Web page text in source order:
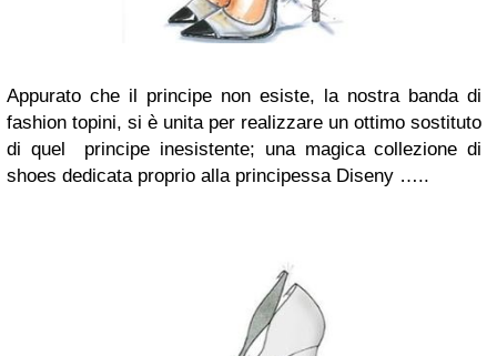
Appurato che il principe non esiste, la nostra banda di
fashion topini, si è unita per realizzare un ottimo sostituto
di quel principe inesistente; una magica collezione di
shoes dedicata proprio alla principessa Diseny …..